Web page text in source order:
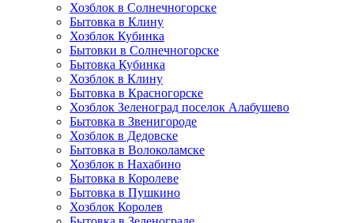
Хозблок в Солнечногорске
Бытовка в Клину
Хозблок Кубинка
Бытовки в Солнечногорске
Бытовка Кубинка
Хозблок в Клину
Бытовка в Красногорске
Хозблок Зеленоград поселок Алабушево
Бытовка в Звенигороде
Хозблок в Дедовске
Бытовка в Волоколамске
Хозблок в Нахабино
Бытовка в Королеве
Бытовкa в Пушкино
Хозблок Королев